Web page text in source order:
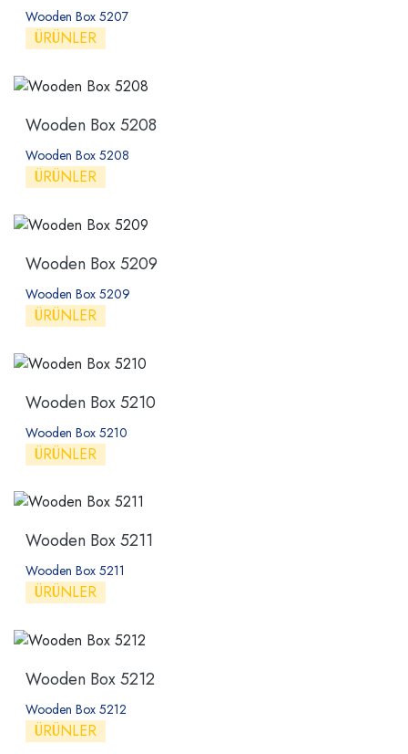
Wooden Box 5207
ÜRÜNLER
Wooden Box 5208
Wooden Box 5208
ÜRÜNLER
Wooden Box 5209
Wooden Box 5209
ÜRÜNLER
Wooden Box 5210
Wooden Box 5210
ÜRÜNLER
Wooden Box 5211
Wooden Box 5211
ÜRÜNLER
Wooden Box 5212
Wooden Box 5212
ÜRÜNLER